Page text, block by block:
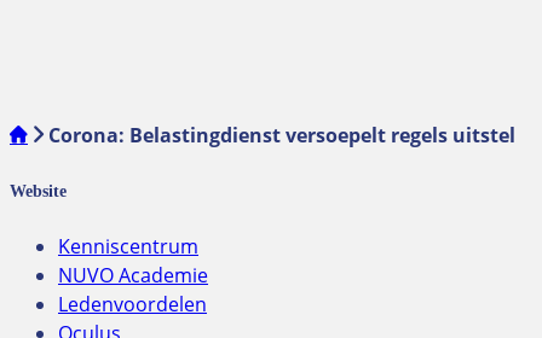
Corona: Belastingdienst versoepelt regels uitstel
Website
Kenniscentrum
NUVO Academie
Ledenvoordelen